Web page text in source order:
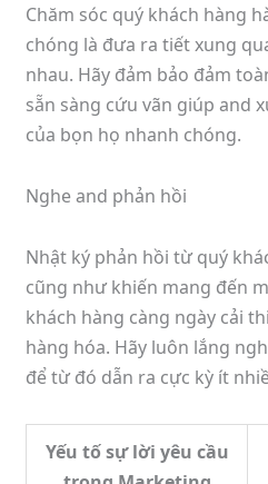
Chăm sóc quý khách hàng
chóng là đưa ra tiết xung
nhau. Hãy đảm bảo đảm
sẵn sàng cứu vãn giúp and
của bọn họ nhanh chóng.
Nghe and phản hồi
Nhật ký phản hồi từ quý
cũng như khiến mang đến
khách hàng càng ngày cải
hàng hóa. Hãy luôn lắng
để từ đó dẫn ra cực kỳ ít
Yếu tố sự lời yêu cầu